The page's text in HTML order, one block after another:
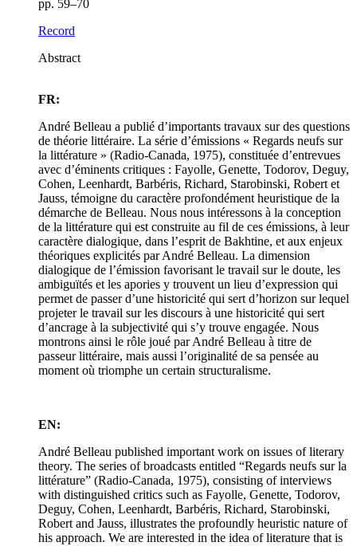
pp. 59–70
Record
Abstract
FR:
André Belleau a publié d’importants travaux sur des questions
de théorie littéraire. La série d’émissions « Regards neufs sur
la littérature » (Radio-Canada, 1975), constituée d’entrevues
avec d’éminents critiques : Fayolle, Genette, Todorov, Deguy,
Cohen, Leenhardt, Barbéris, Richard, Starobinski, Robert et
Jauss, témoigne du caractère profondément heuristique de la
démarche de Belleau. Nous nous intéressons à la conception
de la littérature qui est construite au fil de ces émissions, à leur
caractère dialogique, dans l’esprit de Bakhtine, et aux enjeux
théoriques explicités par André Belleau. La dimension
dialogique de l’émission favorisant le travail sur le doute, les
ambiguïtés et les apories y trouvent un lieu d’expression qui
permet de passer d’une historicité qui sert d’horizon sur lequel
projeter le travail sur les discours à une historicité qui sert
d’ancrage à la subjectivité qui s’y trouve engagée. Nous
montrons ainsi le rôle joué par André Belleau à titre de
passeur littéraire, mais aussi l’originalité de sa pensée au
moment où triomphe un certain structuralisme.
EN:
André Belleau published important work on issues of literary
theory. The series of broadcasts entitled “Regards neufs sur la
littérature” (Radio-Canada, 1975), consisting of interviews
with distinguished critics such as Fayolle, Genette, Todorov,
Deguy, Cohen, Leenhardt, Barbéris, Richard, Starobinski,
Robert and Jauss, illustrates the profoundly heuristic nature of
his approach. We are interested in the idea of literature that is